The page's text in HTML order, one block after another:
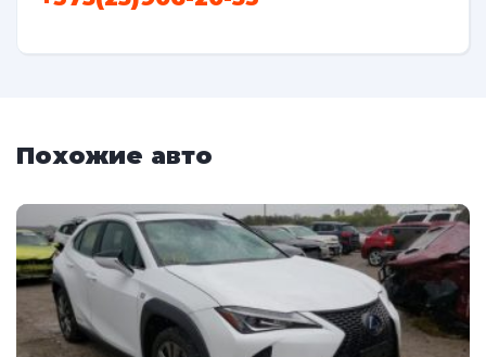
Похожие авто